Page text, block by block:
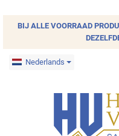
BIJ ALLE VOORRAAD
Nederlands